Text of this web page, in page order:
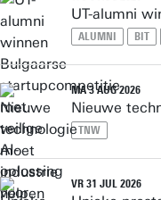
UT-alumni
ALUMNI BIT
MA 3 AUG 2026
Nieuwe
TNW
VR 31 JUL 2026